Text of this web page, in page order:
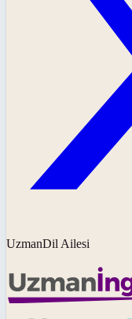
UzmanDil Ailesi